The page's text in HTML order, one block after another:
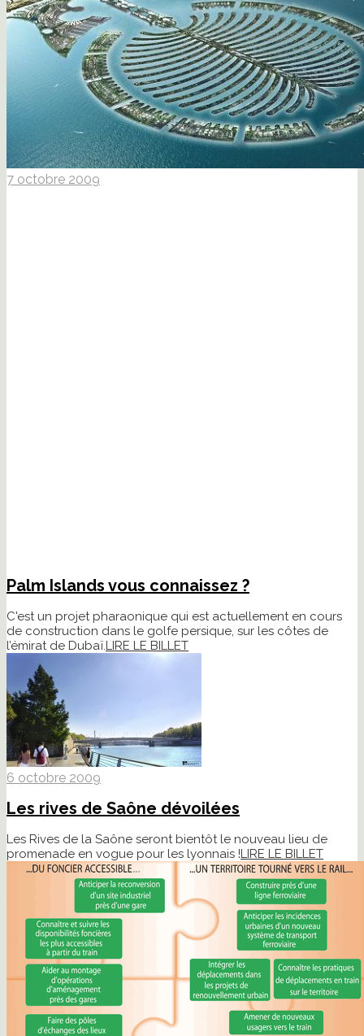
7 octobre 2009
Palm Islands vous connaissez ?
C'est un projet pharaonique qui est actuellement en cours
de construction dans le golfe persique, sur les côtes de
l’émirat de Dubaï. LIRE LE BILLET
6 octobre 2009
Les rives de Saône dévoilées
Les Rives de la Saône seront bientôt le nouveau lieu de
promenade en vogue pour les lyonnais !LIRE LE BILLET